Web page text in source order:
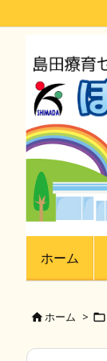
ホーム
ホーム > 